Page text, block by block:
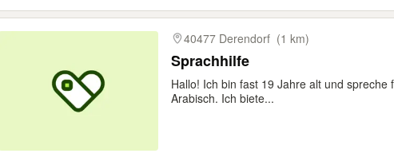
40477 Derendorf (1 km)
Sprachhilfe
Hallo! Ich bin fast 19 Jahre alt und spreche
Arabisch. Ich biete...